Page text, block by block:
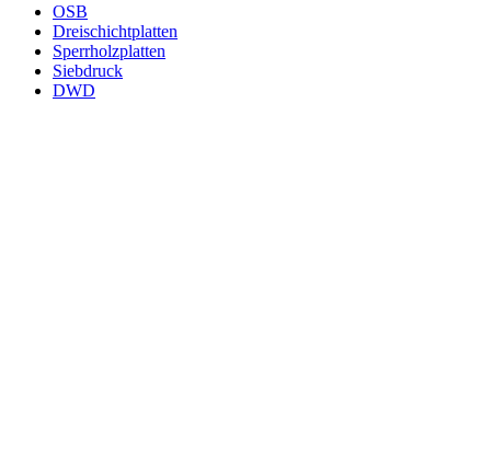
OSB
Dreischichtplatten
Sperrholzplatten
Siebdruck
DWD